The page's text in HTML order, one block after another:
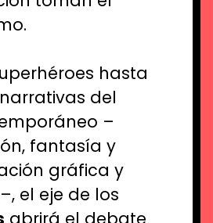
hasta
del
–
fantasía y
gráfica y
el eje de los